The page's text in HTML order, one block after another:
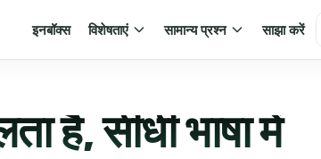
इनबॉक्स विशेषताएं सामान्य प्रश्न साझा करें
सीधी भाषा में